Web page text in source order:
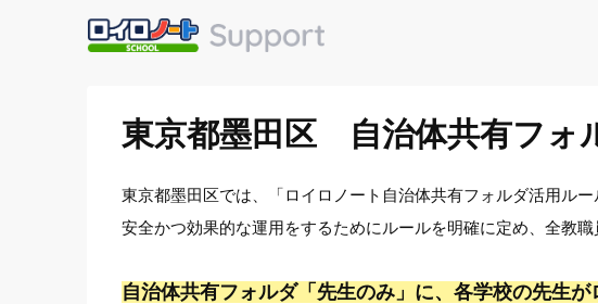
東京都墨田区 自治体共有フォ
東京都墨田区では、「ロイロノート自治体共有フォルダ活用ル
安全かつ効果的な運用をするためにルールを明確に定め、全教職
自治体共有フォルダ「先生のみ」に、各学校の先生